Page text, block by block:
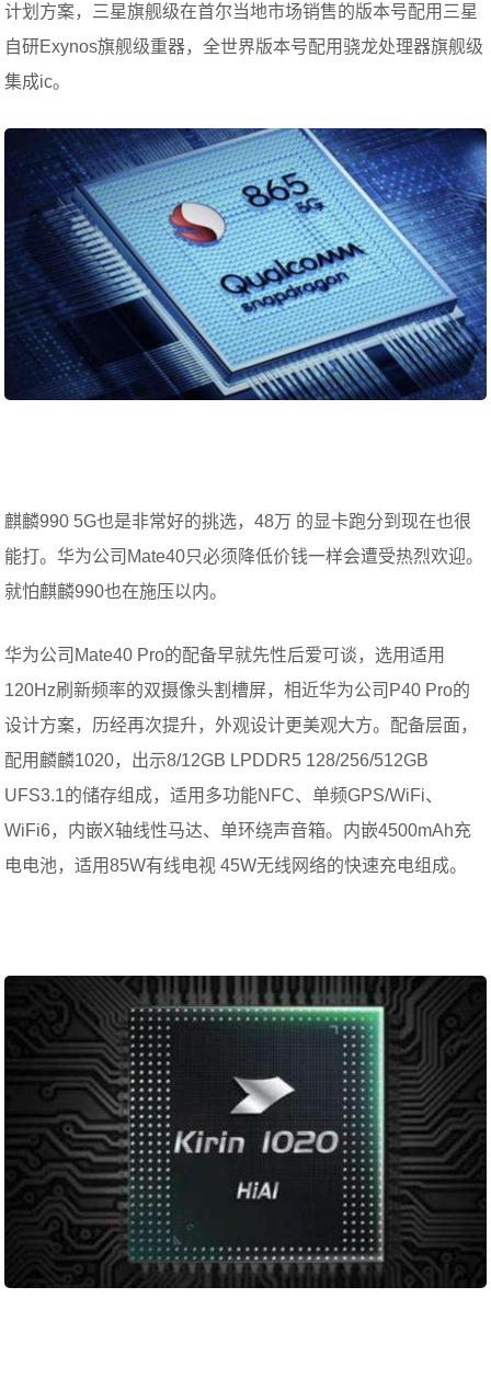
计划方案，三星旗舰级在首尔当地市场销售的版本号配用三星
自研Exynos旗舰级重器，全世界版本号配用骁龙处理器旗舰级
集成ic。
麒麟990 5G也是非常好的挑选，48万 的显卡跑分到现在也很
能打。华为公司Mate40只必须降低价钱一样会遭受热烈欢迎。
就怕麒麟990也在施压以内。
华为公司Mate40 Pro的配备早就先性后爱可谈，选用适用
120Hz刷新频率的双摄像头割槽屏，相近华为公司P40 Pro的
设计方案，历经再次提升，外观设计更美观大方。配备层面，
配用麟麟1020，出示8/12GB LPDDR5 128/256/512GB
UFS3.1的储存组成，适用多功能NFC、单频GPS/WiFi、
WiFi6，内嵌X轴线性马达、单环绕声音箱。内嵌4500mAh充
电电池，适用85W有线电视 45W无线网络的快速充电组成。